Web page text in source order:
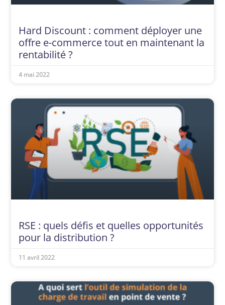
Hard Discount : comment déployer une
offre e-commerce tout en maintenant la
rentabilité ?
4 mai 2022
RSE : quels défis et quelles opportunités
pour la distribution ?
11 avril 2022